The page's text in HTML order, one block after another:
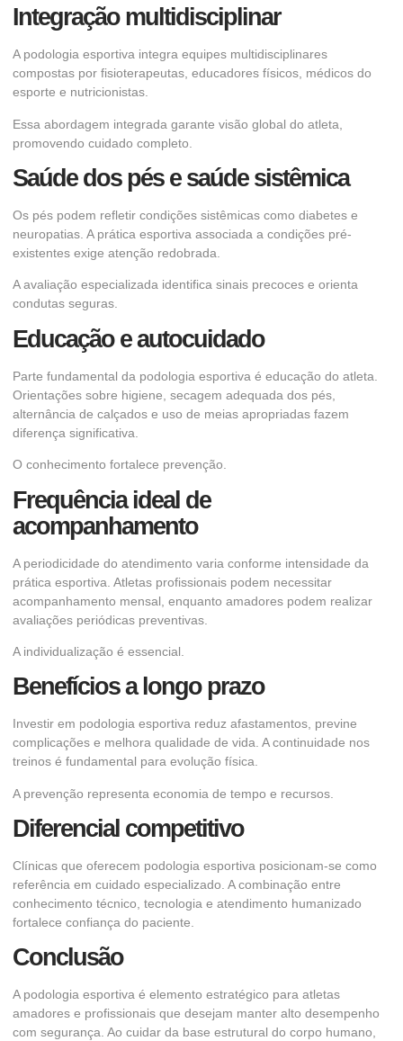
Integração multidisciplinar
A podologia esportiva integra equipes multidisciplinares
compostas por fisioterapeutas, educadores físicos, médicos do
esporte e nutricionistas.
Essa abordagem integrada garante visão global do atleta,
promovendo cuidado completo.
Saúde dos pés e saúde sistêmica
Os pés podem refletir condições sistêmicas como diabetes e
neuropatias. A prática esportiva associada a condições pré-
existentes exige atenção redobrada.
A avaliação especializada identifica sinais precoces e orienta
condutas seguras.
Educação e autocuidado
Parte fundamental da podologia esportiva é educação do atleta.
Orientações sobre higiene, secagem adequada dos pés,
alternância de calçados e uso de meias apropriadas fazem
diferença significativa.
O conhecimento fortalece prevenção.
Frequência ideal de
acompanhamento
A periodicidade do atendimento varia conforme intensidade da
prática esportiva. Atletas profissionais podem necessitar
acompanhamento mensal, enquanto amadores podem realizar
avaliações periódicas preventivas.
A individualização é essencial.
Benefícios a longo prazo
Investir em podologia esportiva reduz afastamentos, previne
complicações e melhora qualidade de vida. A continuidade nos
treinos é fundamental para evolução física.
A prevenção representa economia de tempo e recursos.
Diferencial competitivo
Clínicas que oferecem podologia esportiva posicionam-se como
referência em cuidado especializado. A combinação entre
conhecimento técnico, tecnologia e atendimento humanizado
fortalece confiança do paciente.
Conclusão
A podologia esportiva é elemento estratégico para atletas
amadores e profissionais que desejam manter alto desempenho
com segurança. Ao cuidar da base estrutural do corpo humano,